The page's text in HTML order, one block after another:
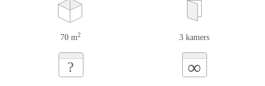
70 m2 3 kamers
? ∞